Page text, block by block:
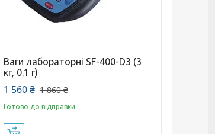
Ваги лабораторні SF-400-D3 (3
кг, 0.1 г)
1 560 ₴ 1 860 ₴
Готово до відправки